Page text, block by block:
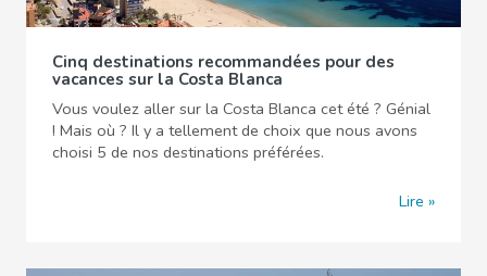
Cinq destinations recommandées pour des
vacances sur la Costa Blanca
Vous voulez aller sur la Costa Blanca cet été ? Génial
! Mais où ? Il y a tellement de choix que nous avons
choisi 5 de nos destinations préférées.
Lire